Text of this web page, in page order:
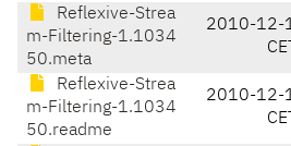
Reflexive-Strea
m-Filtering-1.1034
50.meta
2010-12-
CET
Reflexive-Strea
m-Filtering-1.1034
50.readme
2010-12-
CET